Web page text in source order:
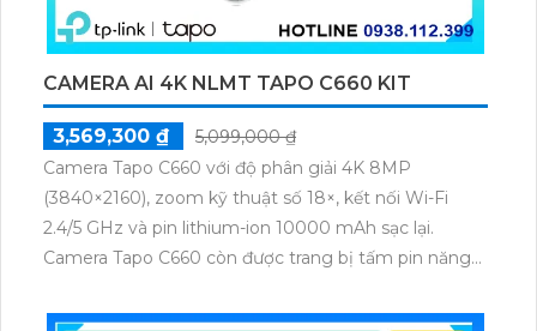
CAMERA AI 4K NLMT TAPO C660 KIT
3,569,300 ₫
5,099,000 ₫
Camera Tapo C660 với độ phân giải 4K 8MP
(3840×2160), zoom kỹ thuật số 18×, kết nối Wi-Fi
2.4/5 GHz và pin lithium-ion 10000 mAh sạc lại.
Camera Tapo C660 còn được trang bị tấm pin năng
thú cưng, phương tiện, lưu trữ thẻ microSD tối đa 512